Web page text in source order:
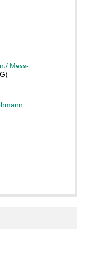
Mess-